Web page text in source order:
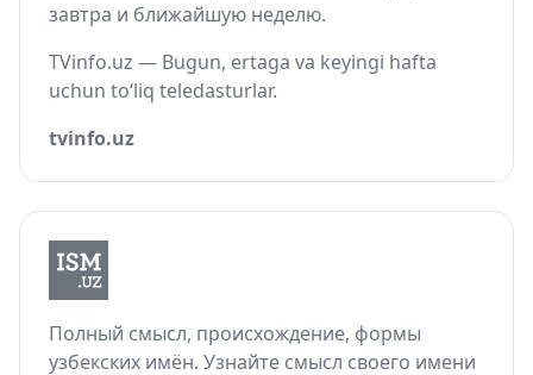
завтра и ближайшую неделю.
TVinfo.uz — Bugun, ertaga va keyingi hafta
uchun to‘liq teledasturlar.
tvinfo.uz
Полный смысл, происхождение, формы
узбекских имён. Узнайте смысл своего имени